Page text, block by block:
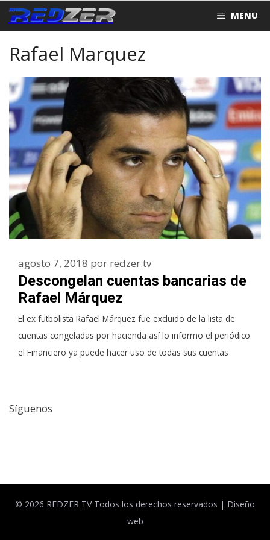
Saltar
al
MENU
Rafael Marquez
Descongelan cuentas bancarias de
Rafael Márquez
agosto 7, 2018 por redzer.tv
El ex futbolista Rafael Márquez fue excluido de la lista de
cuentas congeladas por hacienda así lo informo el periódico
el Financiero ya puede hacer uso de todas sus cuentas
Síguenos
© 2026 REDZER TV Todos los derechos reservados | Diseño
web